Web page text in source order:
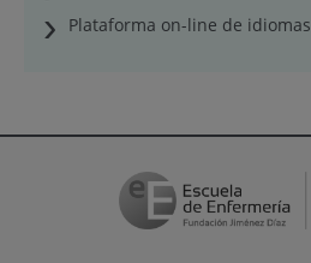
Plataforma on-line de idiomas